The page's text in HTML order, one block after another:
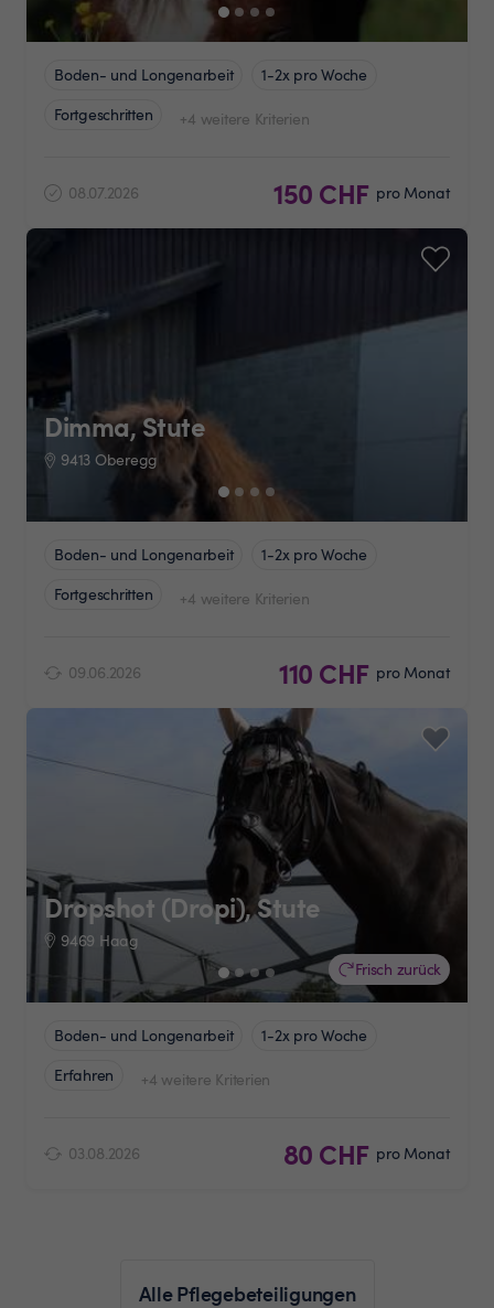
Boden- und Longenarbeit
1-2x pro Woche
Fortgeschritten
+4 weitere Kriterien
08.07.2026 150 CHF pro Monat
Dimma, Stute
9413 Oberegg
Boden- und Longenarbeit
1-2x pro Woche
Fortgeschritten
+4 weitere Kriterien
09.06.2026 110 CHF pro Monat
Frisch zurück
Dropshot (Dropi), Stute
9469 Haag
Boden- und Longenarbeit
1-2x pro Woche
Erfahren
+4 weitere Kriterien
03.08.2026 80 CHF pro Monat
Alle Pflegebeteiligungen